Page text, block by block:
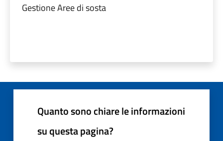
Gestione Aree di sosta
Quanto sono chiare le informazioni
su questa pagina?